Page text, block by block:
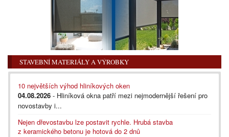
STAVEBNÍ MATERIÁLY A VÝROBKY
10 největších výhod hliníkových oken
04.08.2026 - Hliníková okna patří mezi nejmodernější řešení pro
novostavby i...
Nejen dřevostavbu lze postavit rychle. Hrubá stavba
z keramického betonu je hotová do 2 dnů